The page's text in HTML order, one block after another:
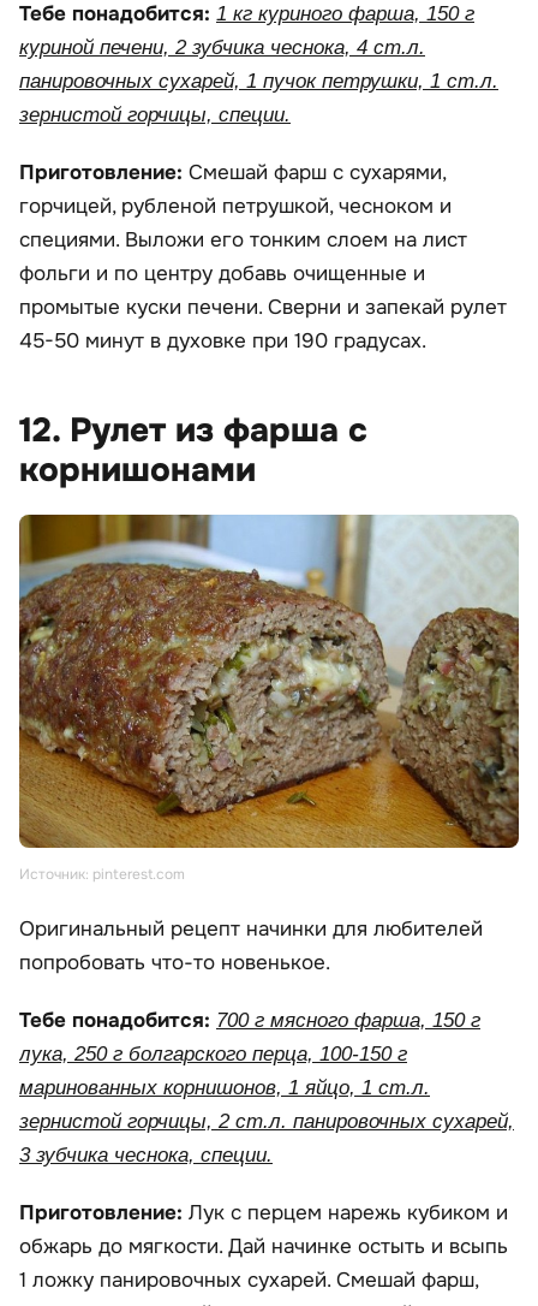
Тебе понадобится: 1 кг куриного фарша, 150 г
куриной печени, 2 зубчика чеснока, 4 ст.л.
панировочных сухарей, 1 пучок петрушки, 1 ст.л.
зернистой горчицы, специи.
Приготовление: Смешай фарш с сухарями,
горчицей, рубленой петрушкой, чесноком и
специями. Выложи его тонким слоем на лист
фольги и по центру добавь очищенные и
промытые куски печени. Сверни и запекай рулет
45-50 минут в духовке при 190 градусах.
12. Рулет из фарша с
корнишонами
Источник: pinterest.com
Оригинальный рецепт начинки для любителей
попробовать что-то новенькое.
Тебе понадобится: 700 г мясного фарша, 150 г
лука, 250 г болгарского перца, 100-150 г
маринованных корнишонов, 1 яйцо, 1 ст.л.
зернистой горчицы, 2 ст.л. панировочных сухарей,
3 зубчика чеснока, специи.
Приготовление: Лук с перцем нарежь кубиком и
обжарь до мягкости. Дай начинке остыть и всыпь
1 ложку панировочных сухарей. Смешай фарш,